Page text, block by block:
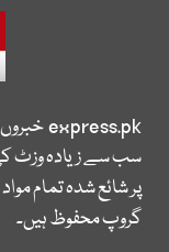
express.pk
سب سے زیادہ وزٹ
پر شائع شدہ تمام
گروپ محفوظ ہیں۔